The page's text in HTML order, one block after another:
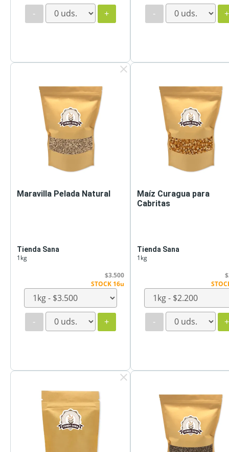
- + - +
clear
Maravilla Pelada Natural
Tienda Sana
1kg
$3.500
STOCK 16u
- +
Maíz Curagua para
Cabritas
Tienda Sana
1kg
- +
clear